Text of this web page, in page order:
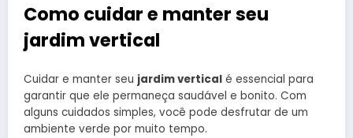
Como cuidar e manter seu
jardim vertical
Cuidar e manter seu jardim vertical é essencial para
garantir que ele permaneça saudável e bonito. Com
alguns cuidados simples, você pode desfrutar de um
ambiente verde por muito tempo.